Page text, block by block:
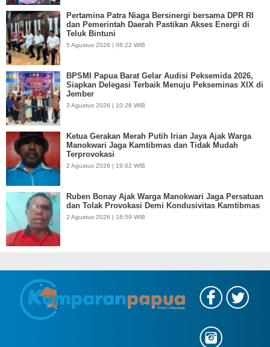
Pertamina Patra Niaga Bersinergi bersama DPR RI
dan Pemerintah Daerah Pastikan Akses Energi di
Teluk Bintuni
5 Agustus 2026 | 08:22 WIB
BPSMI Papua Barat Gelar Audisi Peksemida 2026,
Siapkan Delegasi Terbaik Menuju Pekseminas XIX di
Jember
3 Agustus 2026 | 10:28 WIB
Ketua Gerakan Merah Putih Irian Jaya Ajak Warga
Manokwari Jaga Kamtibmas dan Tidak Mudah
Terprovokasi
2 Agustus 2026 | 19:02 WIB
Ruben Bonay Ajak Warga Manokwari Jaga Persatuan
dan Tolak Provokasi Demi Kondusivitas Kamtibmas
2 Agustus 2026 | 18:59 WIB